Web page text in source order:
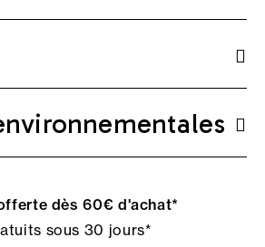
dès 60€ d'achat*
sous 30 jours*